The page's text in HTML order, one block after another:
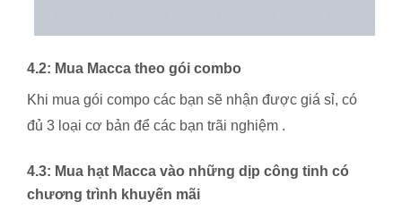
4.2: Mua Macca theo gói combo
Khi mua gói compo các bạn sẽ nhận được giá sỉ, có
đủ 3 loại cơ bản để các bạn trãi nghiệm .
4.3: Mua hạt Macca vào những dịp công tinh có
chương trình khuyến mãi